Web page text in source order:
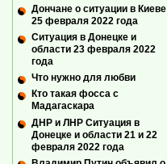
Дончане о ситуации в Киеве
25 февраля 2022 года
Ситуация в Донецке и
области 23 февраля 2022
года
Что нужно для любви
Кто такая фосса с
Мадагаскара
ДНР и ЛНР Ситуация в
Донецке и области 21 и 22
февраля 2022 года